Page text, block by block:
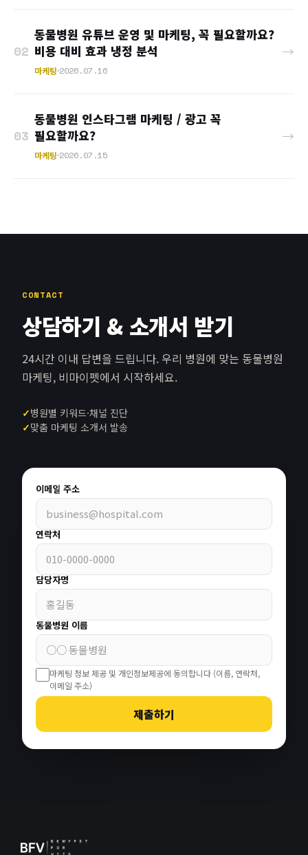
02
동물병원 유튜브 운영 및 마케팅, 꼭 필요할까요?
비용 대비 효과 냉정 분석
마케팅 2026.07.16
→
03
동물병원 인스타그램 마케팅 / 광고 꼭
필요할까요?
마케팅 2026.07.15
→
CONTACT
상담하기 & 소개서 받기
24시간 이내 답변을 드립니다. 우리 병원에 맞는 동물병원
마케팅, 비마이펫에서 시작하세요.
✓병원별 키워드·채널 진단
✓맞춤 마케팅 소개서 발송
이메일 주소
연락처
담당자명
동물병원 이름
마케팅 정보 제공 및 개인정보제공에 동의합니다 (이름, 연락처,
이메일 주소)
제출하기